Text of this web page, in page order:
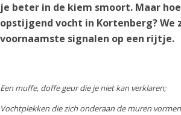
je beter in de kiem smoort. Maar
opstijgend vocht in Kortenberg? We
voornaamste signalen op een rijtje.
Een muffe, doffe geur die je niet kan verklaren;
Vochtplekken die zich onderaan de muren